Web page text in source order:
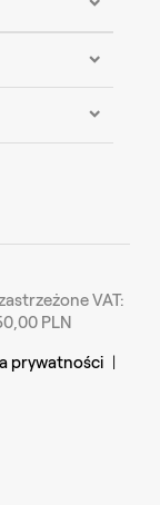
VAT:
PLN
prywatności |